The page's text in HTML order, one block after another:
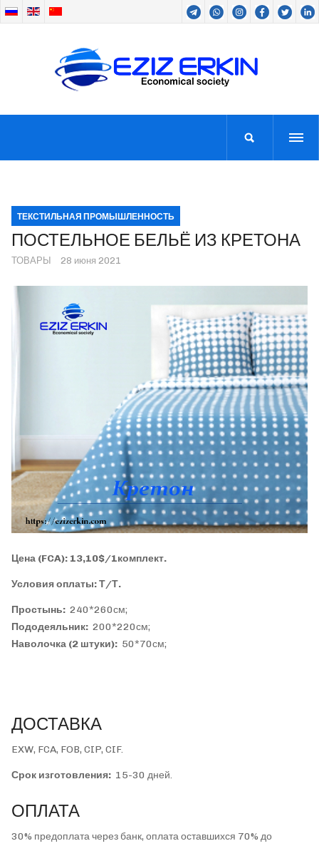
ТЕКСТИЛЬНАЯ ПРОМЫШЛЕННОСТЬ
ПОСТЕЛЬНОЕ БЕЛЬЁ ИЗ КРЕТОНА
ТОВАРЫ 28 июня 2021
Цена (FCA): 13,10$/1комплект.
Условия оплаты: Т/Т.
Простынь: 240*260см;
Пододеяльник: 200*220см;
Наволочка (2 штуки): 50*70см;
ДОСТАВКА
EXW, FCA, FOB, CIP, CIF.
Срок изготовления: 15-30 дней.
ОПЛАТА
30% предоплата через банк, оплата оставшихся 70% до